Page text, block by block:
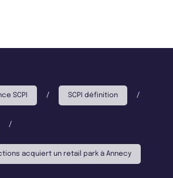
SCPI / SCPI définition /
/
acquiert un retail park à Annecy